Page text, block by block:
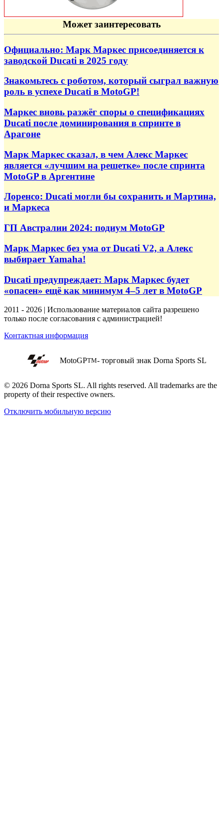
Может заинтересовать
Официально: Марк Маркес присоединяется к
заводской Ducati в 2025 году
Знакомьтесь с роботом, который сыграл важную
роль в успехе Ducati в MotoGP!
Маркес вновь разжёг споры о спецификациях
Ducati после доминирования в спринте в
Арагоне
Марк Маркес сказал, в чем Алекс Маркес
является «лучшим на решетке» после спринта
MotoGP в Аргентине
Лоренсо: Ducati могли бы сохранить и Мартина,
и Маркеса
ГП Австралии 2024: подиум MotoGP
Марк Маркес без ума от Ducati V2, а Алекс
выбирает Yamaha!
Ducati предупреждает: Марк Маркес будет
«опасен» ещё как минимум 4–5 лет в MotoGP
2011 - 2026 | Использование материалов сайта разрешено
только после согласования с администрацией!
Контактная информация
MotoGPTM- торговый знак Dorna Sports SL
© 2026 Dorna Sports SL. All rights reserved. All trademarks are the
property of their respective owners.
Отключить мобильную версию